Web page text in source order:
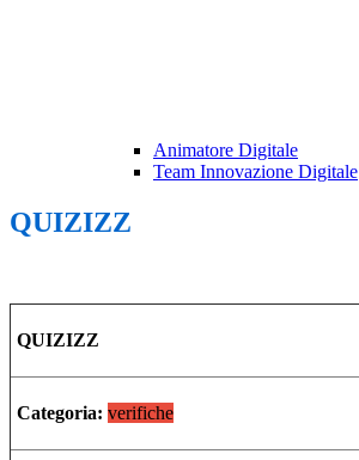
Animatore Digitale
Team Innovazione Digitale
QUIZIZZ
QUIZIZZ
Categoria: verifiche